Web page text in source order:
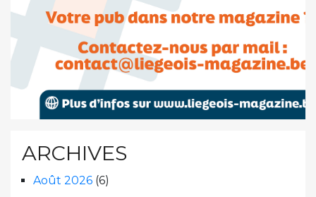
ARCHIVES
Août 2026 (6)